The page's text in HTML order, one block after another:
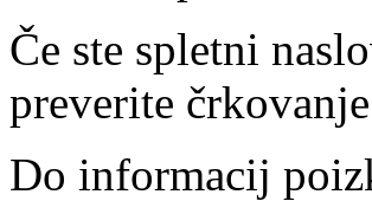
Če ste spletni
preverite
Do informacij